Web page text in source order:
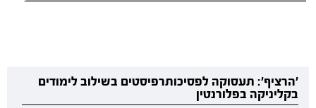
'הרציף': תעסוקה לפסיכותרפיסטים בשילוב לימודים
בקליניקה בפלורנטין